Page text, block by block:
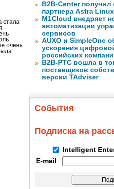
стала
очень
B2B-Center получил
партнера Astra Linux
M1Cloud внедряет
автоматизации
сервисов
AUXO и SimpleOne
ускорения
российских
B2B-РТС вошла в
поставщиков
версии TAdviser
События
Подписка на
Intelligent
E-mail